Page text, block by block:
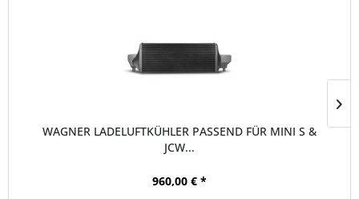
WAGNER LADELUFTKÜHLER PASSEND FÜR MINI S &
JCW...
960,00 € *